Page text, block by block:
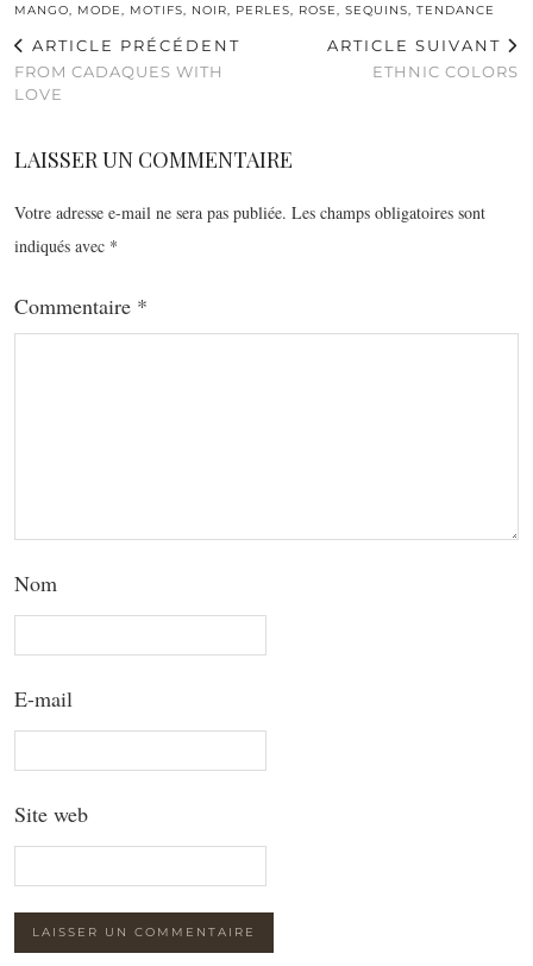
MANGO, MODE, MOTIFS, NOIR, PERLES, ROSE, SEQUINS, TENDANCE
ARTICLE PRÉCÉDENT
FROM CADAQUES WITH
LOVE
ARTICLE SUIVANT
ETHNIC COLORS
LAISSER UN COMMENTAIRE
Votre adresse e-mail ne sera pas publiée. Les champs obligatoires sont
indiqués avec *
Commentaire *
Nom
E-mail
Site web